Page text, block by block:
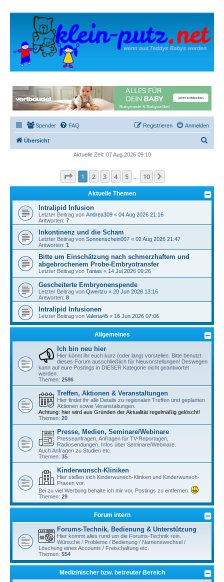
Spender FAQ Anmelden
Registrieren
Übersicht
e
Aktuelle Zeit: 07 Aug 2026 09:10
Seite 1von 10
1 2 3 4 5 10
Aktuelle Themen
Intralipid Infusion
Letzter Beitrag von Andrea309 « 04 Aug 2026 21:16
Antworten: 7
Inkontinenz und die Scham
Letzter Beitrag von Sonnenschein007 « 02 Aug 2026 21:47
Antworten: 1
Bitte um Einschätzung nach schmerzhaftem und
abgebrochenem Probe-Embryotransfer
Letzter Beitrag von Tanias « 14 Jul 2026 09:26
Gescheiterte Embryonenspende
Letzter Beitrag von Qwertzu « 20 Jun 2026 13:16
Antworten: 8
Intralipid Infusionen
Letzter Beitrag von Valeria45 « 16 Jun 2026 07:06
Allgemeines
Ich bin neu hier
Hier könnt ihr euch kurz (oder lang) vorstellen. Bitte benutzt
dieses Forum ausschließlich für Neuvorstellungen! Deswegen
kann auf eure Postings in DIESER Kategorie nicht geantwortet
werden.
Themen: 2586
Treffen, Aktionen & Veranstaltungen
Hier findet ihr alle Details zu regionalen Treffen und geplanten
Aktionen sowie Veranstaltungen.
Achtung: hier wird aus Gründen der Aktualität regelmäßig gelöscht!
Themen: 20
Presse, Medien, Seminare/Webinare
Presseanfragen, Anfragen für TV-Reportagen,
Radiosendungen. Infos über Seminare/Webinare.
Auch Anfragen zu Studien etc.
Themen: 35
Kinderwunsch-Kliniken
Hier stellen sich Kinderwunsch-Klinken und Kinderwunsch-
Praxen vor.
Bei zu viel Werbung behalte ich mir vor, Postings zu entfernen.
Themen: 29
Forum intern
Forums-Technik, Bedienung & Unterstützung
Hier kommt alles rund um die Forums-Technik rein.
Wünsche / Probleme / Bedienung / Namenswechsel /
Löschung eines Accounts / Freischaltung etc.
Themen: 554
Medizinischer bzw. betreuter Bereich